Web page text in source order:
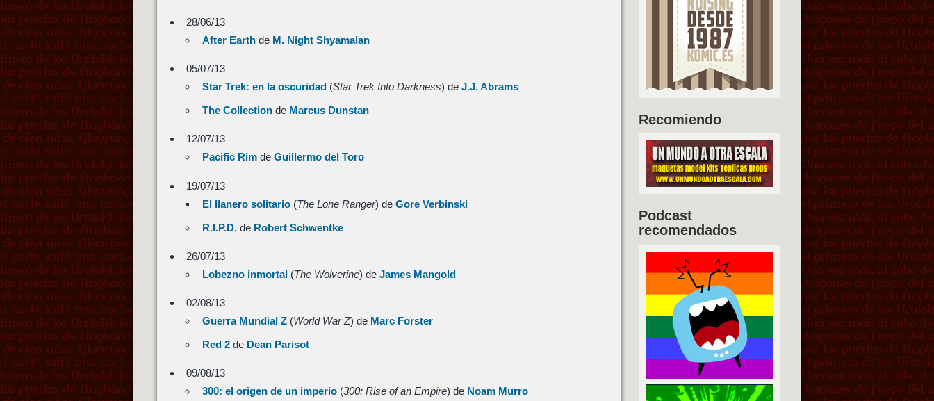
28/06/13
After Earthde M. Night Shyamalan
05/07/13
Star Trek: en la oscuridad(Star Trek Into Darkness) de J.J. Abrams
The Collectionde Marcus Dunstan
12/07/13
Pacific Rimde Guillermo del Toro
19/07/13
El llanero solitario(The Lone Ranger) de Gore Verbinski
R.I.P.D.de Robert Schwentke
26/07/13
Lobezno inmortal(The Wolverine) de James Mangold
02/08/13
Guerra Mundial Z(World War Z) de Marc Forster
Red 2de Dean Parisot
09/08/13
300: el origen de un imperio(300: Rise of an Empire) de Noam Murro
Recomiendo
Podcast
recomendados